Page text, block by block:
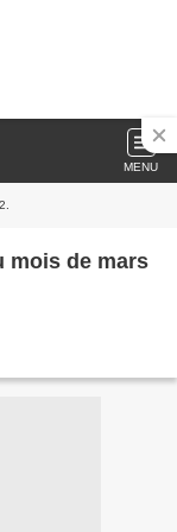
MENU
mois de mars